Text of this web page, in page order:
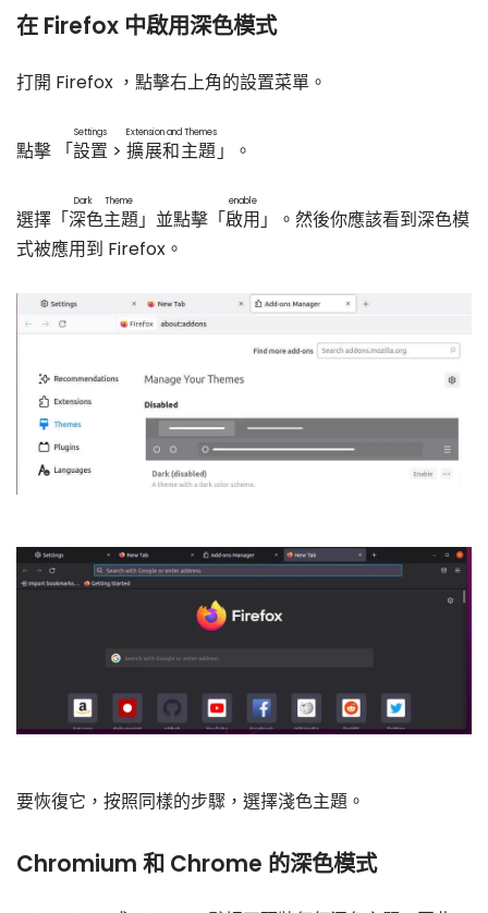
在 Firefox 中啟用深色模式
打開 Firefox ，點擊右上角的設置菜單。
點擊 「設置
Settings
> 擴展和主題
Extension and Themes
」。
選擇「深色主題
Dark Theme
」並點擊「啟用
enable
」。然後你應該看到深色模
式被應用到 Firefox。
要恢復它，按照同樣的步驟，選擇淺色主題。
Chromium 和 Chrome 的深色模式